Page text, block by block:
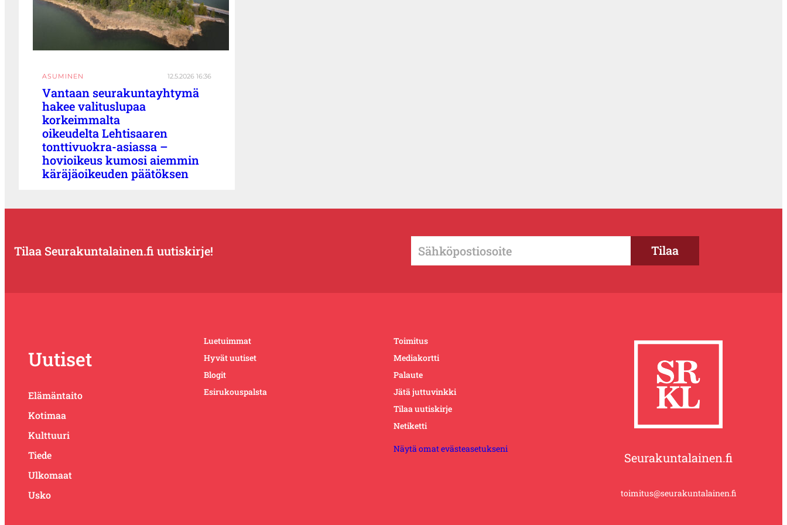
ASUMINEN 12.5.2026 16:36
Vantaan seurakuntayhtymä
hakee valituslupaa
korkeimmalta
oikeudelta Lehtisaaren
tonttivuokra-asiassa –
hovioikeus kumosi aiemmin
käräjäoikeuden päätöksen
Tilaa Seurakuntalainen.fi uutiskirje!
Uutiset
Elämäntaito
Kotimaa
Kulttuuri
Tiede
Ulkomaat
Usko
Luetuimmat
Hyvät uutiset
Blogit
Esirukouspalsta
Toimitus
Mediakortti
Palaute
Jätä juttuvinkki
Tilaa uutiskirje
Netiketti
Näytä omat evästeasetukseni
Seurakuntalainen.fi
toimitus@seurakuntalainen.fi